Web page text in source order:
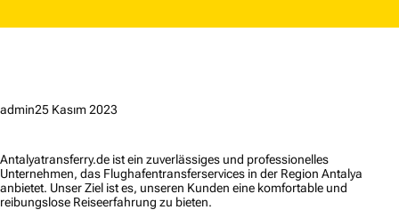
admin25 Kasım 2023
Antalyatransferry.de ist ein zuverlässiges und professionelles
Unternehmen, das Flughafentransferservices in der Region Antalya
anbietet. Unser Ziel ist es, unseren Kunden eine komfortable und
reibungslose Reiseerfahrung zu bieten.